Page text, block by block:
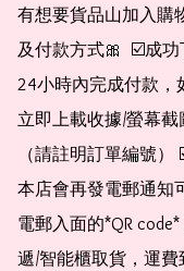
有想要貨品山加入購物
及付款方式🎀  ☑️成功
24小時內完成付款，
立即上載收據/螢幕
（請註明訂單編號
本店會再發電郵通知
電郵入面的*QR
遞/智能櫃取貨，運